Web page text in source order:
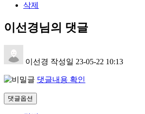
삭제
이선경님의 댓글
이선경 작성일 23-05-22 10:13
댓글내용 확인
댓글옵션